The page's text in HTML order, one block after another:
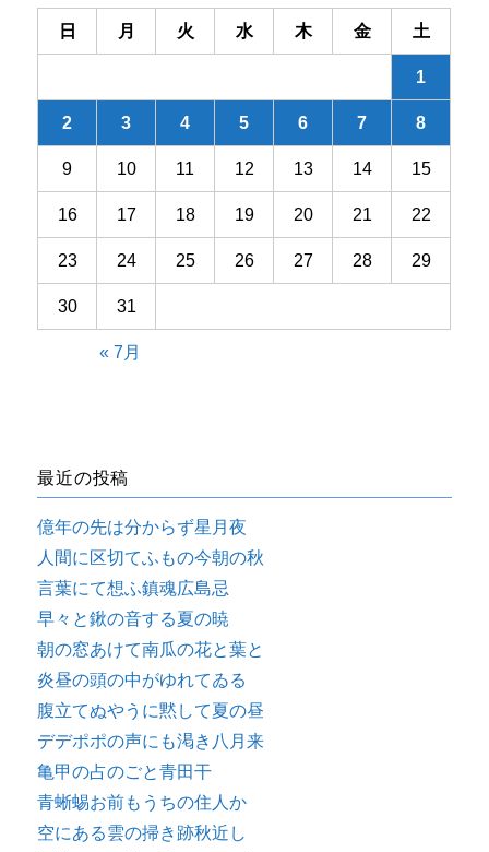
ン日 月 火 水 木 金 土
1
2 3 4 5 6 7 8
9 10 11 12 13 14 15
16 17 18 19 20 21 22
23 24 25 26 27 28 29
30 31
« 7月
最近の投稿
億年の先は分からず星月夜
人間に区切てふもの今朝の秋
言葉にて想ふ鎮魂広島忌
早々と鍬の音する夏の暁
朝の窓あけて南瓜の花と葉と
炎昼の頭の中がゆれてゐる
腹立てぬやうに黙して夏の昼
デデポポの声にも渇き八月来
亀甲の占のごと青田干
青蜥蜴お前もうちの住人か
空にある雲の掃き跡秋近し